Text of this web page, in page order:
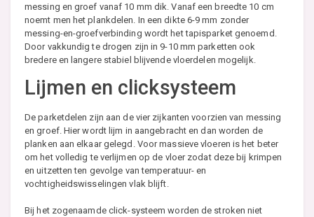
messing en groef vanaf 10 mm dik. Vanaf een breedte 10 cm
noemt men het plankdelen. In een dikte 6-9 mm zonder
messing-en-groefverbinding wordt het tapisparket genoemd.
Door vakkundig te drogen zijn in 9-10 mm parketten ook
bredere en langere stabiel blijvende vloerdelen mogelijk.
Lijmen en clicksysteem
De parketdelen zijn aan de vier zijkanten voorzien van messing
en groef. Hier wordt lijm in aangebracht en dan worden de
planken aan elkaar gelegd. Voor massieve vloeren is het beter
om het volledig te verlijmen op de vloer zodat deze bij krimpen
en uitzetten ten gevolge van temperatuur- en
vochtigheidswisselingen vlak blijft.
Bij het zogenaamde click-systeem worden de stroken niet